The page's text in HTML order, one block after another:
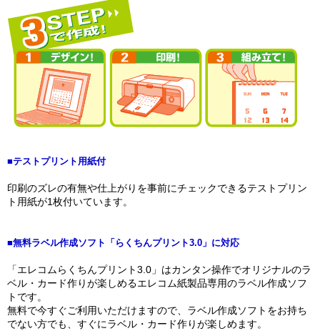
■テストプリント用紙付
印刷のズレの有無や仕上がりを事前にチェックできるテストプリン
ト用紙が1枚付いています。
■無料ラベル作成ソフト「らくちんプリント3.0」に対応
「エレコムらくちんプリント3.0」はカンタン操作でオリジナルのラ
ベル・カード作りが楽しめるエレコム紙製品専用のラベル作成ソフ
トです。
無料で今すぐご利用いただけますので、ラベル作成ソフトをお持ち
でない方でも、すぐにラベル・カード作りが楽しめます。